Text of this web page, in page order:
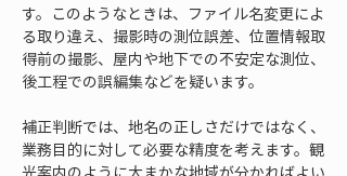
す。このようなときは、ファイル名変更によ
る取り違え、撮影時の測位誤差、位置情報取
得前の撮影、屋内や地下での不安定な測位、
後工程での誤編集などを疑います。
補正判断では、地名の正しさだけではなく、
業務目的に対して必要な精度を考えます。観
光案内のように大まかな地域が分かればよい